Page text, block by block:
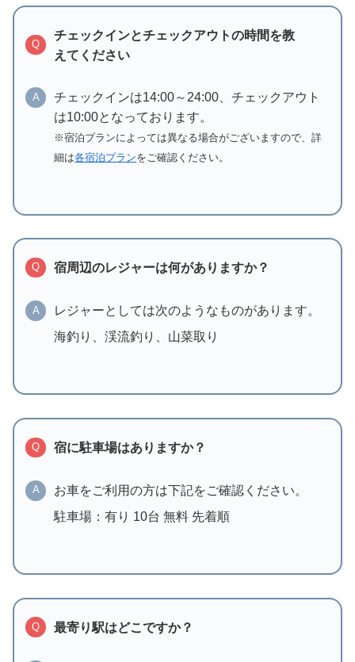
Q
チェックインとチェックアウトの時間を教
えてください
A
チェックインは14:00～24:00、チェックアウト
は10:00となっております。
※宿泊プランによっては異なる場合がございますので、詳
細は各宿泊プランをご確認ください。
Q 宿周辺のレジャーは何がありますか？
A
レジャーとしては次のようなものがあります。
海釣り、渓流釣り、山菜取り
Q 宿に駐車場はありますか？
A
お車をご利用の方は下記をご確認ください。
駐車場：有り 10台 無料 先着順
Q 最寄り駅はどこですか？